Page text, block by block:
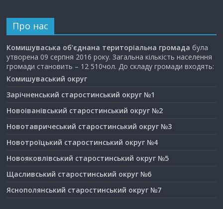
Про нас
Комишуваська об’єднана територіальна громада була
утворена 09 серпня 2016 року. Загальна кількість населення
громади становить – 12 510чол. До складу громади входять:
Комишуваський округ
Зарічненський старостинський округ №1
Новоіванівський старостинський округ №2
Новотавричеський старостинський округ №3
Новотроїцький старостинський округ №4
Новояковлівський старостинський округ №5
Щасливський старостинський округ №6
Яснополянський старостинський округ №7